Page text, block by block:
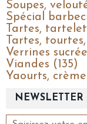
NEWSLETTER
Soupes,
Spécial
Tartes,
Tartes,
Verrines
Viandes (135)
Yaourts,